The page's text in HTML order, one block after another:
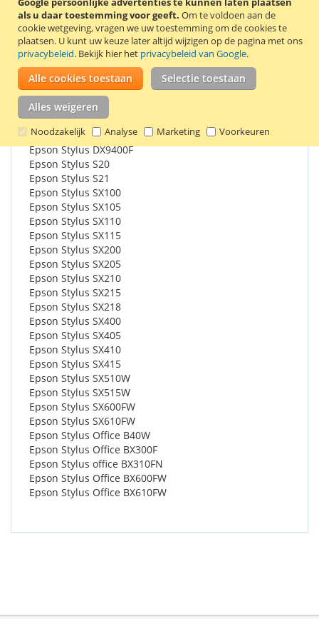
als u daar toestemming voor geeft. Om te voldoen aan de
cookie wetgeving, vragen we uw toestemming om de cookies te
plaatsen. U kunt uw keuze later altijd wijzigen op de pagina met ons
privacybeleid. Bekijk hier het privacybeleid van Google.
Alle cookies toestaan Selectie toestaan
Alles weigeren
Noodzakelijk Analyse Marketing Voorkeuren
Epson Stylus DX4450
Epson Stylus DX5000
Epson Stylus DX5050
Epson Stylus DX6000
Epson Stylus DX6050
Epson Stylus DX7000F
Epson Stylus DX7400
Epson Stylus DX7450
Epson Stylus DX8400
Epson Stylus DX8450
Epson Stylus DX9400F
Epson Stylus S20
Epson Stylus S21
Epson Stylus SX100
Epson Stylus SX105
Epson Stylus SX110
Epson Stylus SX115
Epson Stylus SX200
Epson Stylus SX205
Epson Stylus SX210
Epson Stylus SX215
Epson Stylus SX218
Epson Stylus SX400
Epson Stylus SX405
Epson Stylus SX410
Epson Stylus SX415
Epson Stylus SX510W
Epson Stylus SX515W
Epson Stylus SX600FW
Epson Stylus SX610FW
Epson Stylus Office B40W
Epson Stylus Office BX300F
Epson Stylus office BX310FN
Epson Stylus Office BX600FW
Epson Stylus Office BX610FW